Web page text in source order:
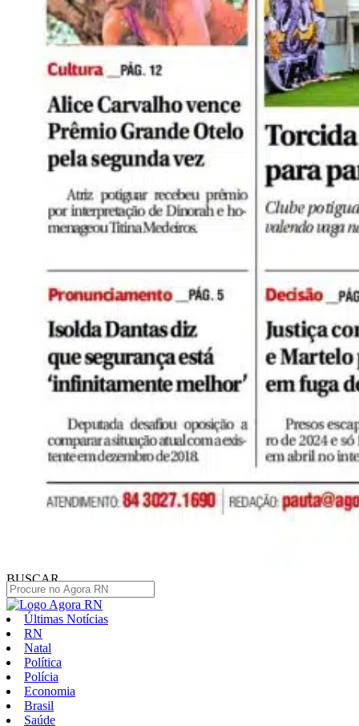
BUSCAR
Últimas Notícias
RN
Natal
Política
Polícia
Economia
Brasil
Saúde